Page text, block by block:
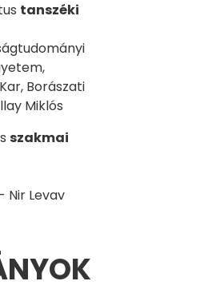
tanszéki
Borászati
Miklós
szakmai
Nir Levav